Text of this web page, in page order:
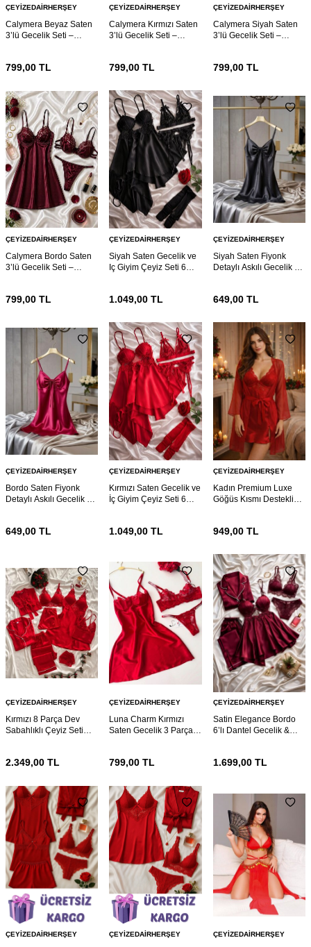
ÇEYIZEDAIRHERŞEY
Calymera Beyaz Saten
3’lü Gecelik Seti –
799,00 TL
ÇEYIZEDAIRHERŞEY
Calymera Kırmızı Saten
3’lü Gecelik Seti –
799,00 TL
ÇEYIZEDAIRHERŞEY
Calymera Siyah Saten
3’lü Gecelik Seti –
799,00TL
ÇEYIZEDAIRHERŞEY
Calymera Bordo Saten
3’lü Gecelik Seti –
799,00 TL
ÇEYIZEDAIRHERŞEY
Siyah Saten Gecelik ve
Iç Giyim Çeyiz Seti 6
1.049,00 TL
ÇEYIZEDAIRHERŞEY
Siyah Saten Fiyonk
Detaylı Askılı Gecelik –
649,00TL
ÇEYIZEDAIRHERŞEY
Bordo Saten Fiyonk
Detaylı Askılı Gecelik –
649,00 TL
ÇEYIZEDAIRHERŞEY
Kırmızı Saten Gecelik ve
İç Giyim Çeyiz Seti 6
1.049,00 TL
ÇEYIZEDAIRHERŞEY
Kadın Premium Luxe
Göğüs Kısmı Destekli
949,00TL
ÇEYIZEDAIRHERŞEY
Kırmızı 8 Parça Dev
Sabahlıklı Çeyiz Seti
2.349,00 TL
ÇEYIZEDAIRHERŞEY
Luna Charm Kırmızı
Saten Gecelik 3 Parça
799,00 TL
ÇEYIZEDAIRHERŞEY
Satin Elegance Bordo
6’lı Dantel Gecelik &
1.699,00TL
ÇEYIZEDAIRHERŞEY ÇEYIZEDAIRHERŞEY ÇEYIZEDAIRHERŞEY